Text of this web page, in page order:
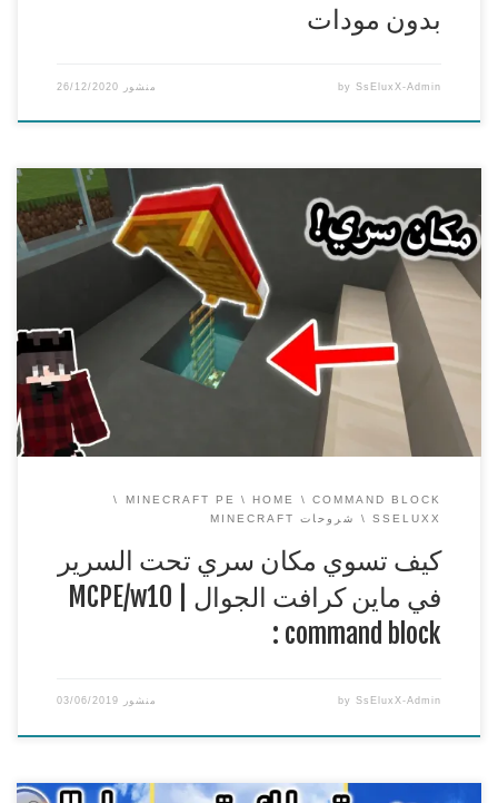
بدون مودات
bySsEluxX-Admin منشور 26/12/2020
كيف تسوي مكان سري تحت السرير في ماين كرافت الجوال |
===============================================
== وياريت تنشرون هاشتاق : #جيشSsEluxX
===============================================
سبيك
https://ss-host.com
===============================================
==
رابط تحميل العالم | – world
https://i.sseluxx.com/A5jG
===============================================
للدعم ( تبرع […]
COMMAND BLOCK
HOME
MINECRAFT PE
SSELUXX
شروحات MINECRAFT
كيف تسوي مكان سري تحت السرير
في ماين كرافت الجوال | MCPE/w10
: command block
bySsEluxX-Admin منشور 03/06/2019